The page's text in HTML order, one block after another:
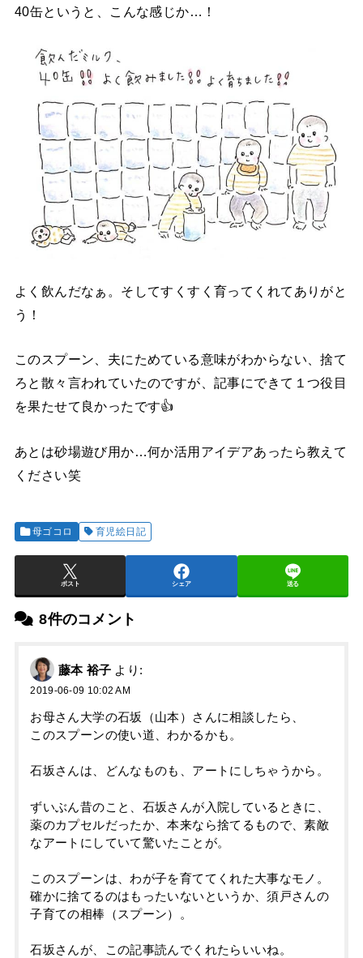
40缶というと、こんな感じか…！
よく飲んだなぁ。そしてすくすく育ってくれてありがと
う！
このスプーン、夫にためている意味がわからない、捨て
ろと散々言われていたのですが、記事にできて１つ役目
を果たせて良かったです👍
あとは砂場遊び用か…何か活用アイデアあったら教えて
ください笑
母ゴコロ 育児絵日記
ポスト シェア 送る
8件のコメント
藤本 裕子 より:
2019-06-09 10:02 AM
お母さん大学の石坂（山本）さんに相談したら、
このスプーンの使い道、わかるかも。
石坂さんは、どんなものも、アートにしちゃうから。
ずいぶん昔のこと、石坂さんが入院しているときに、
薬のカプセルだったか、本来なら捨てるもので、素敵
なアートにしていて驚いたことが。
このスプーンは、わが子を育ててくれた大事なモノ。
確かに捨てるのはもったいないというか、須戸さんの
子育ての相棒（スプーン）。
石坂さんが、この記事読んでくれたらいいね。